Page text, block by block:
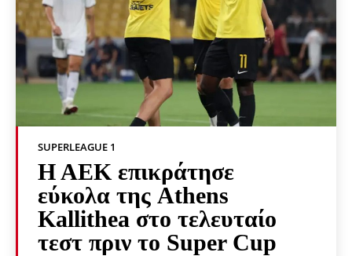
SUPERLEAGUE 1
Η ΑΕΚ επικράτησε
εύκολα της Athens
Kallithea στο τελευταίο
τεστ πριν το Super Cup